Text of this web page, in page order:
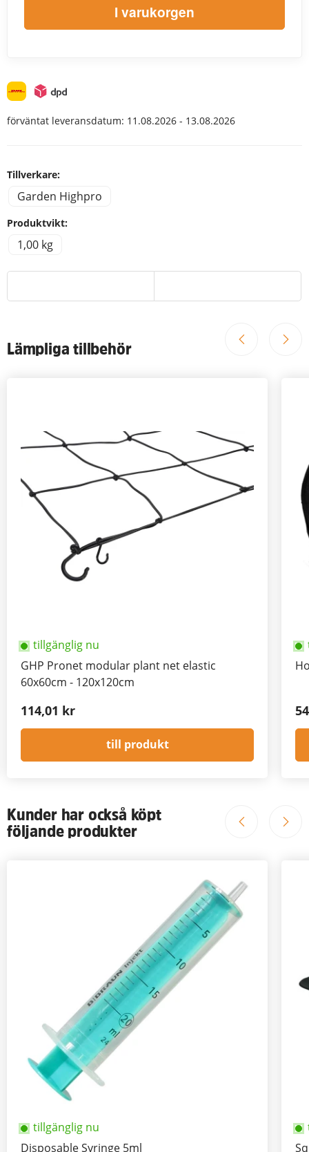
I varukorgen
förväntat leveransdatum: 11.08.2026 - 13.08.2026
Tillverkare:
Garden Highpro
Produktvikt:
1,00 kg
Lämpliga tillbehör
tillgänglig nu
GHP Pronet modular plant net elastic
60x60cm - 120x120cm
114,01 kr
till produkt
Kunder har också köpt
följande produkter
tillgänglig nu
Disposable Syringe 5ml